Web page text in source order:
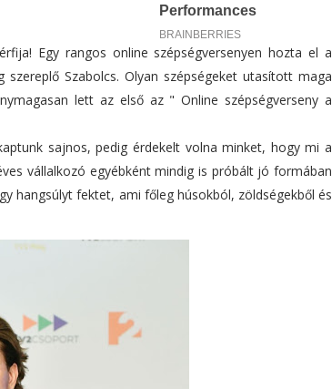
Egy rangos online szépségversenyen hozta el a
Szabolcs. Olyan szépségeket utasított maga
lett az első az " Online szépségverseny a
sajnos, pedig érdekelt volna minket, hogy mi a
vállalkozó egyébként mindig is próbált jó formában
hangsúlyt fektet, ami főleg húsokból, zöldségekből és